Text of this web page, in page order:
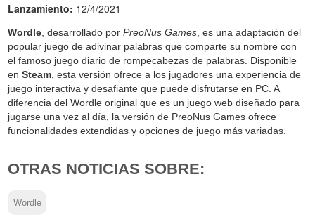
Lanzamiento: 12/4/2021
Wordle , desarrollado porPreoNus Games , es una adaptación del
popular juego de adivinar palabras que comparte su nombre con
el famoso juego diario de rompecabezas de palabras. Disponible
enSteam , esta versión ofrece a los jugadores una experiencia de
juego interactiva y desafiante que puede disfrutarse en PC. A
diferencia del Wordle original que es un juego web diseñado para
jugarse una vez al día, la versión de PreoNus Games ofrece
funcionalidades extendidas y opciones de juego más variadas.
OTRAS NOTICIAS SOBRE:
Wordle